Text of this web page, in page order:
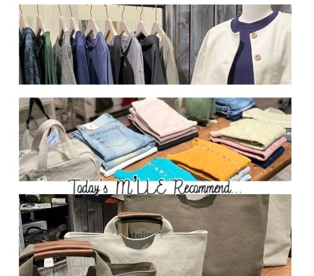
サイトご利用にあたって
サイトマップ
閉じる
※一部店舗は営業時間が異なります。
2F Fashion & Life style floor
営業時間 10:00 ~ 20:00
3F Service & Beauty & Restaurant
floor
サービス＆ビューティー＆レストランフロア
営業時間 10:00 ~ 22:00